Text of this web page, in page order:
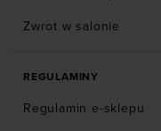
Zwrot w salonie
REGULAMINY
Regulamin e-sklepu